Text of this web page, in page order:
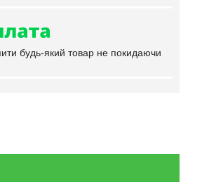
будь-який товар не покидаючи